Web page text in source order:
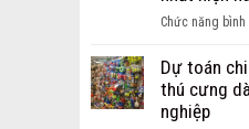
Chức năng
Dự toán
thú cưng
nghiệp